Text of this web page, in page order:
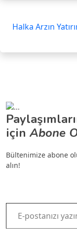
Halka Arzın
için Abone
Bültenimize abone
alın!
E-postanızı yazın…